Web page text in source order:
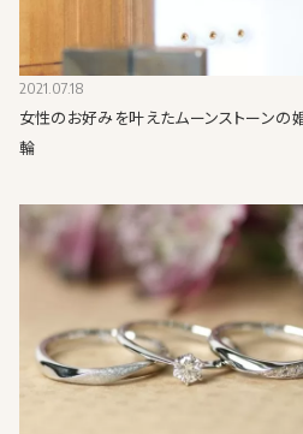
2021.07.18
女性のお好みを叶えたムーンストーンの
輪